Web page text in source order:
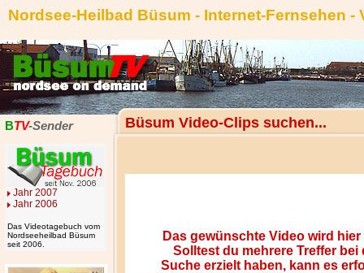
Nordsee-Heilbad Büsum - Internet-Fernsehen -
BTV-Sender
Jahr 2007
Jahr 2006
Das Videotagebuch vom
Nordseeheilbad Büsum
seit 2006.
Büsum Video-Clips suchen...